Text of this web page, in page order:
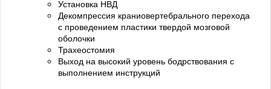
Установка НВД
Декомпрессия краниовертебрального перехода
с проведением пластики твердой мозговой
оболочки
Трахеостомия
Выход на высокий уровень бодрствования с
выполнением инструкций